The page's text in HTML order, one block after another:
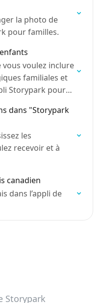
la photo de
pour familles.
vous voulez inclure
familiales et
Storypark pour
dans "Storypark
les
recevoir et à
canadien
dans l’appli de